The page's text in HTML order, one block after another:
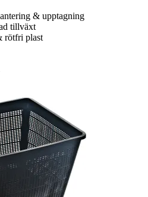
& upptagning
tillväxt
rötfri plast